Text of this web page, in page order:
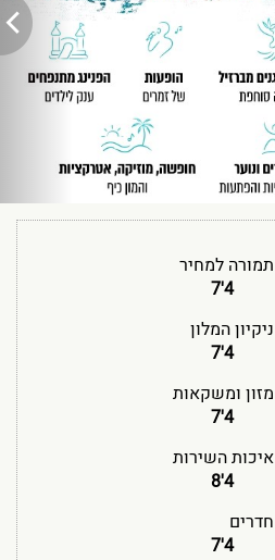
תמורה למחיר
4'7
ניקיון המלון
4'7
מזון ומשקאות
4'7
איכות השירות
4'8
חדרים
4'7